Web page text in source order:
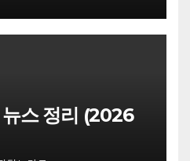
스 정리 (2026